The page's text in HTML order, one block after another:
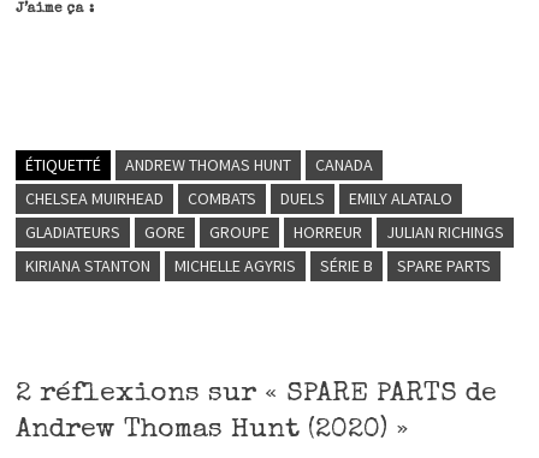
J’aime ça :
ÉTIQUETTÉ ANDREW THOMAS HUNT
CANADA
CHELSEA MUIRHEAD
COMBATS DUELS
EMILY ALATALO
GLADIATEURS
GORE GROUPE HORREUR
JULIAN RICHINGS
KIRIANA STANTON
MICHELLE AGYRIS SÉRIE B SPARE PARTS
2 réflexions sur « SPARE PARTS de
Andrew Thomas Hunt (2020) »